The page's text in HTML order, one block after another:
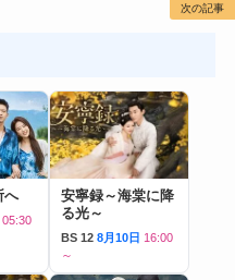
へ
05:30
安寧録～海棠に降
る光～
BS 12 8月10日 16:00
～
次の記事